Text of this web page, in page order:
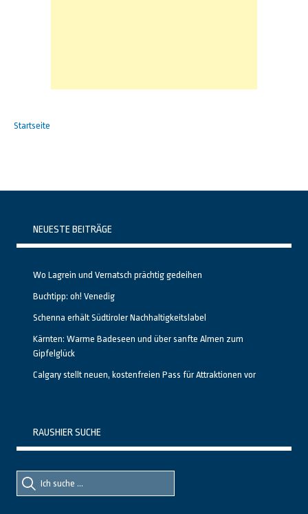
Startseite
NEUESTE BEITRÄGE
Wo Lagrein und Vernatsch prächtig gedeihen
Buchtipp: oh! Venedig
Schenna erhält Südtiroler Nachhaltigkeitslabel
Kärnten: Warme Badeseen und über sanfte Almen zum
Gipfelglück
Calgary stellt neuen, kostenfreien Pass für Attraktionen vor
RAUSHIER SUCHE
Suche
nach::
Suche
nach: